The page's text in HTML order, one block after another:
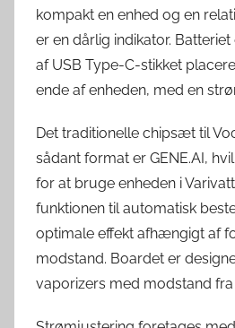
kompakt en enhed og en
er en dårlig indikator.
af USB Type-C-stikket
ende af enheden, med en
Det traditionelle chipsæt til
sådant format er GENE.AI,
for at bruge enheden i
funktionen til automatisk
optimale effekt afhængigt af
modstand. Boardet er
vaporizers med modstand fra